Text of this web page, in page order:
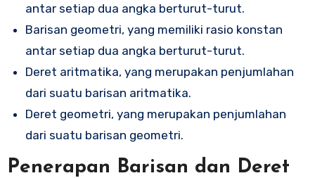
antar setiap dua angka berturut-turut.
Barisan geometri, yang memiliki rasio konstan
antar setiap dua angka berturut-turut.
Deret aritmatika, yang merupakan penjumlahan
dari suatu barisan aritmatika.
Deret geometri, yang merupakan penjumlahan
dari suatu barisan geometri.
Penerapan Barisan dan Deret